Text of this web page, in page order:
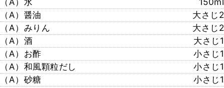
（A）水
150ml
（A）醤油
大さじ2
（A）みりん
大さじ2
（A）酒
大さじ1
（A）お酢
小さじ1
（A）和風顆粒だし
小さじ1
（A）砂糖
小さじ1